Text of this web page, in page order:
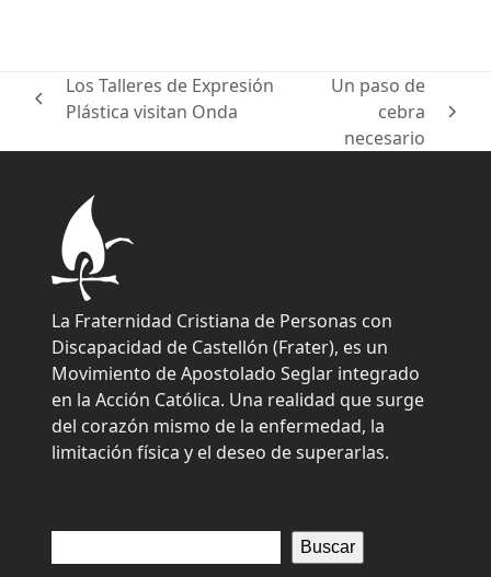
previous
Los Talleres de Expresión
Plástica visitan Onda
post:
Un paso de
cebra
necesario
La Fraternidad Cristiana de Personas con
Discapacidad de Castellón (Frater), es un
Movimiento de Apostolado Seglar integrado
en la Acción Católica. Una realidad que surge
del corazón mismo de la enfermedad, la
limitación física y el deseo de superarlas.
Buscar